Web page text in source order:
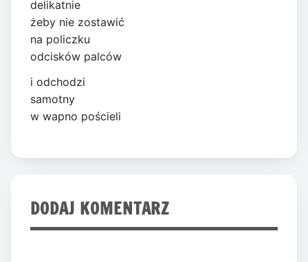
delikatnie
żeby nie zostawić
na policzku
odcisków palców
i odchodzi
samotny
w wapno pościeli
DODAJ KOMENTARZ